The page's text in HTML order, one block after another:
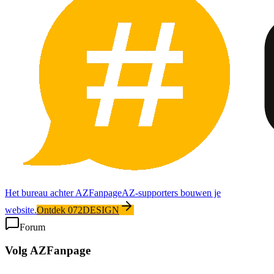
Het bureau achter AZFanpageAZ-supporters bouwen je
website.Ontdek 072DESIGN
Forum
Volg AZFanpage